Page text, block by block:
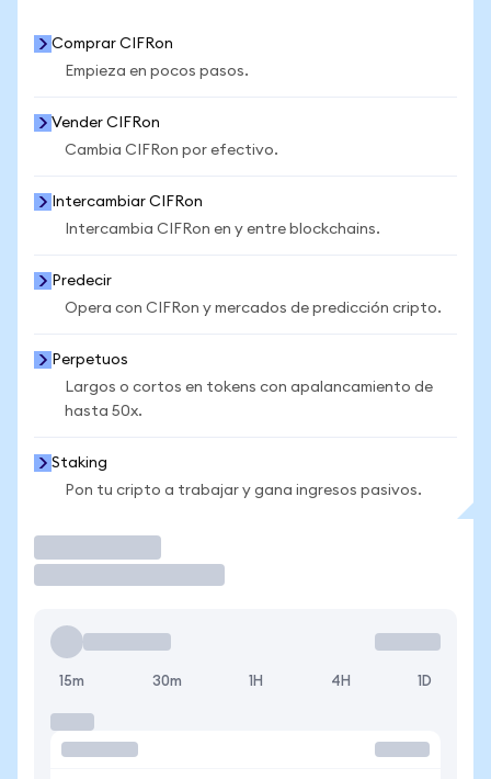
Comprar CIFRon
Empieza en pocos pasos.
Vender CIFRon
Cambia CIFRon por efectivo.
Intercambiar CIFRon
Intercambia CIFRon en y entre blockchains.
Predecir
Opera con CIFRon y mercados de predicción cripto.
Perpetuos
Largos o cortos en tokens con apalancamiento de
hasta 50x.
Staking
Pon tu cripto a trabajar y gana ingresos pasivos.
15m 30m 1H 4H 1D